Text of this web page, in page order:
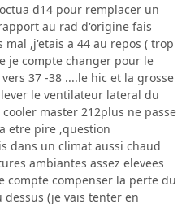
d14 pour remplacer un
au rad d'origine fais
,j'etais a 44 au repos ( trop
je compte changer pour le
37 -38 ....le hic et la grosse
le ventilateur lateral du
master 212plus ne passe
etre pire ,question
dans un climat aussi chaud
ambiantes assez elevees
compte compenser la perte du
(je vais tenter en